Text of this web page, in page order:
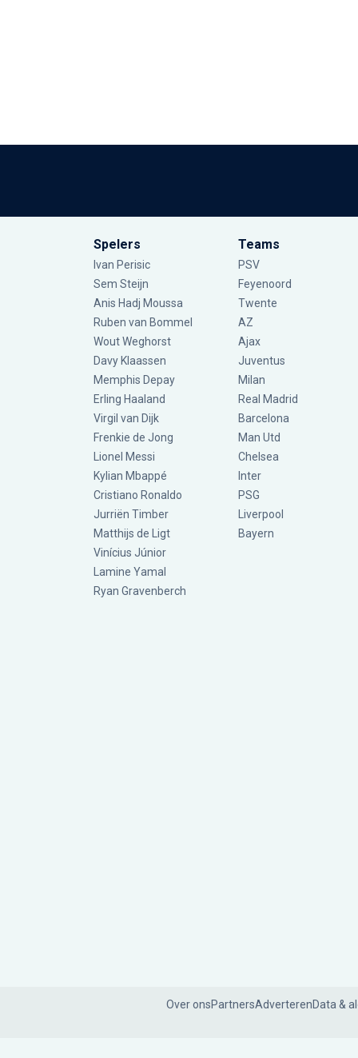
Spelers
Ivan Perisic
Sem Steijn
Anis Hadj Moussa
Ruben van Bommel
Wout Weghorst
Davy Klaassen
Memphis Depay
Erling Haaland
Virgil van Dijk
Frenkie de Jong
Lionel Messi
Kylian Mbappé
Cristiano Ronaldo
Jurriën Timber
Matthijs de Ligt
Vinícius Júnior
Lamine Yamal
Ryan Gravenberch
Teams
PSV
Feyenoord
Twente
AZ
Ajax
Juventus
Milan
Real Madrid
Barcelona
Man Utd
Chelsea
Inter
PSG
Liverpool
Bayern
Over onsPartnersAdverterenData &